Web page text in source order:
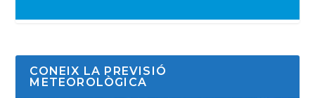
CONEIX LA PREVISIÓ
METEOROLÒGICA